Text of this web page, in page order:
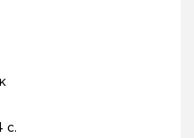
с.